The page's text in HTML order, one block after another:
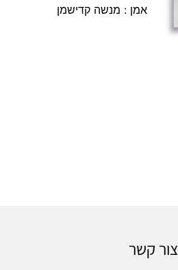
אמן : מנשה קדישמן
צור קשר